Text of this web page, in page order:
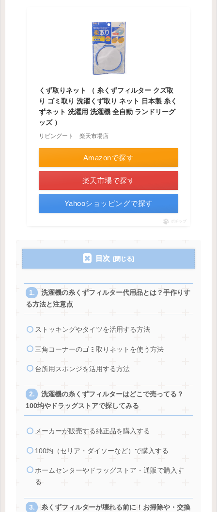
くず取りネット （ 糸くずフィルター クズ取
り ゴミ取り 洗濯くず取り ネット 日本製 糸く
ずネット 洗濯用 洗濯機 全自動 ランドリーグ
ッズ ）
リビングート 楽天市場店
Amazonで探す
楽天市場で探す
Yahooショッピングで探す
ポチップ
目次
洗濯機の糸くずフィルター代用品とは？手作りす
る方法と注意点
ストッキングやタイツを活用する方法
三角コーナーのゴミ取りネットを使う方法
台所用スポンジを活用する方法
洗濯機の糸くずフィルターはどこで売ってる？
100均やドラッグストアで探してみる
メーカーが販売する純正品を購入する
100均（セリア・ダイソーなど）で購入する
ホームセンターやドラッグストア・通販で購入す
る
糸くずフィルターが壊れる前に！お掃除や・交換